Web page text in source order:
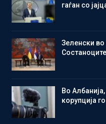
гаѓан со
Зеленски во
Во
корупција